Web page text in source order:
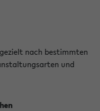
nach bestimmten
und